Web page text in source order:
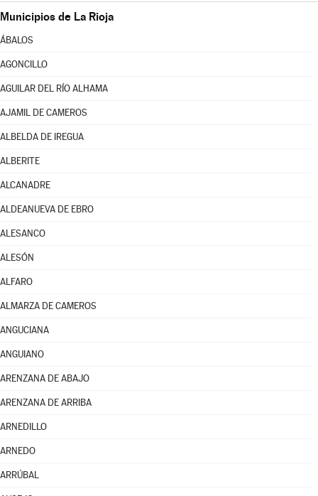
Municipios de La Rioja
ÁBALOS
AGONCILLO
AGUILAR DEL RÍO ALHAMA
AJAMIL DE CAMEROS
ALBELDA DE IREGUA
ALBERITE
ALCANADRE
ALDEANUEVA DE EBRO
ALESANCO
ALESÓN
ALFARO
ALMARZA DE CAMEROS
ANGUCIANA
ANGUIANO
ARENZANA DE ABAJO
ARENZANA DE ARRIBA
ARNEDILLO
ARNEDO
ARRÚBAL